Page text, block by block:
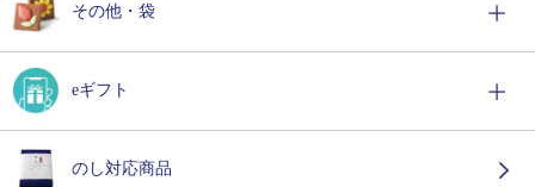
その他・袋
eギフト
のし対応商品